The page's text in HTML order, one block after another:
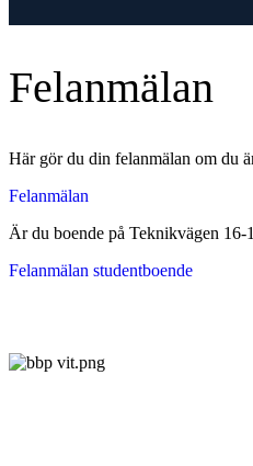
Felanmälan
Här gör du din felanmälan om du
Felanmälan
Är du boende på Teknikvägen
Felanmälan studentboende